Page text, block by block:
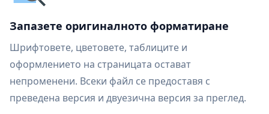
Запазете оригиналното форматиране
Шрифтовете, цветовете, таблиците и
оформлението на страницата остават
непроменени. Всеки файл се предоставя с
преведена версия и двуезична версия за преглед.